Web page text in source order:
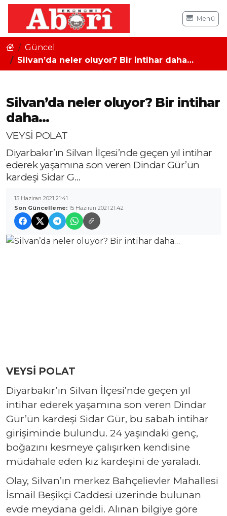
Menü
Güncel
Silvan’da neler oluyor? Bir intihar daha…
Silvan’da neler oluyor? Bir intihar
daha…
VEYSİ POLAT
Diyarbakır’ın Silvan İlçesi’nde geçen yıl intihar
ederek yaşamına son veren Dindar Gür’ün
kardeşi Sidar G…
15 Haziran 2021 21:41
Son Güncelleme: 15 Haziran 2021 21:42
VEYSİ POLAT
Diyarbakır’ın Silvan İlçesi’nde geçen yıl
intihar ederek yaşamına son veren Dindar
Gür’ün kardeşi Sidar Gür, bu sabah intihar
girişiminde bulundu. 24 yaşındaki genç,
boğazını kesmeye çalışırken kendisine
müdahale eden kız kardeşini de yaraladı.
Olay, Silvan’ın merkez Bahçelievler Mahallesi
İsmail Beşikçi Caddesi üzerinde bulunan
evde meydana geldi. Alınan bilgiye göre